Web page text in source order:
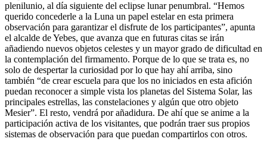
plenilunio, al día siguiente del eclipse lunar penumbral. “Hemos
querido concederle a la Luna un papel estelar en esta primera
observación para garantizar el disfrute de los participantes”, apunta
el alcalde de Yebes, que avanza que en futuras citas se irán
añadiendo nuevos objetos celestes y un mayor grado de dificultad en
la contemplación del firmamento. Porque de lo que se trata es, no
solo de despertar la curiosidad por lo que hay ahí arriba, sino
también “de crear escuela para que los no iniciados en esta afición
puedan reconocer a simple vista los planetas del Sistema Solar, las
principales estrellas, las constelaciones y algún que otro objeto
Mesier”. El resto, vendrá por añadidura. De ahí que se anime a la
participación activa de los visitantes, que podrán traer sus propios
sistemas de observación para que puedan compartirlos con otros.